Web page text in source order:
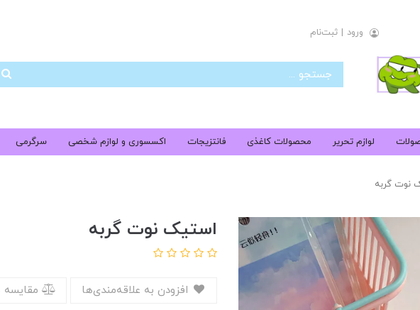
ورود | ثبت‌نام
لوازم تحریر محصولات کاغذی فانتزیجات اکسسوری و لوازم شخصی سرگرمی
نوت گربه
استیک نوت گربه